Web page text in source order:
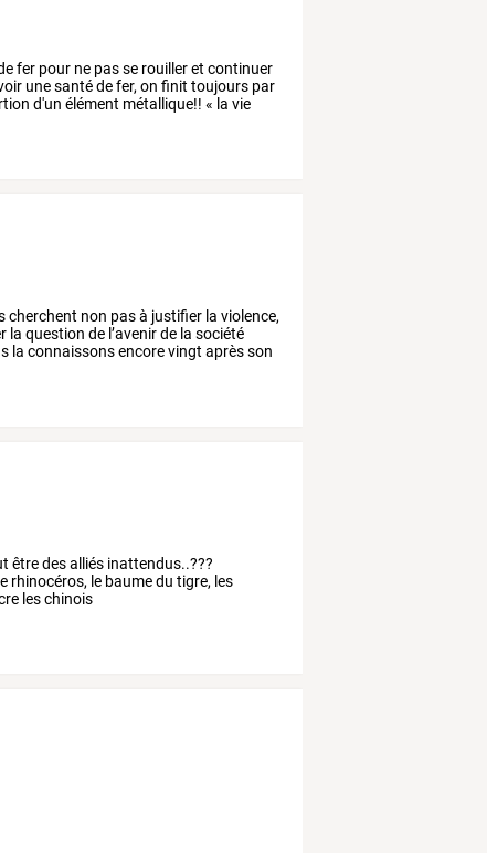
fer pour ne passe rouilleret continuer
unesantédefer,on finit toujours par
d'un élément métallique!! « la vie
cherchent non pasà justifier la violence,
la question de l’avenirde la société
la connaissonsencorevingt aprèsson
être des alliés inattendus..???
rhinocéros, le baume du tigre, les
les chinois